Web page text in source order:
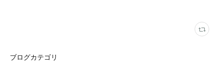
ブログカテゴリ